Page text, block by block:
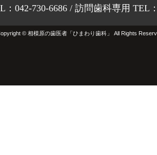
：042-730-6686 / 訪問歯科専用 TEL
© 相模原の歯医者「ひまわり歯科」 All Rights